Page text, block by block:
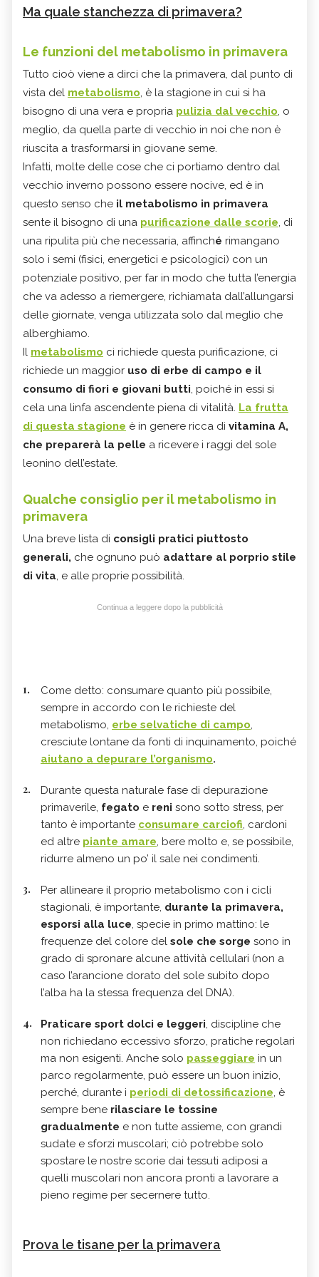
Ma quale stanchezza di primavera?
Le funzioni del metabolismo in primavera
Tutto cioò viene a dirci che la primavera, dal punto di
vista del metabolismo, è la stagione in cui si ha
bisogno di una vera e propria pulizia dal vecchio, o
meglio, da quella parte di vecchio in noi che non è
riuscita a trasformarsi in giovane seme.
Infatti, molte delle cose che ci portiamo dentro dal
vecchio inverno possono essere nocive, ed è in
questo senso che il metabolismo in primavera
sente il bisogno di una purificazione dalle scorie, di
una ripulita più che necessaria, affinché rimangano
solo i semi (fisici, energetici e psicologici) con un
potenziale positivo, per far in modo che tutta l’energia
che va adesso a riemergere, richiamata dall’allungarsi
delle giornate, venga utilizzata solo dal meglio che
alberghiamo.
Il metabolismo ci richiede questa purificazione, ci
richiede un maggior uso di erbe di campo e il
consumo di fiori e giovani butti, poiché in essi si
cela una linfa ascendente piena di vitalità. La frutta
di questa stagione è in genere ricca di vitamina A,
che preparerà la pelle a ricevere i raggi del sole
leonino dell’estate.
Qualche consiglio per il metabolismo in
primavera
Una breve lista di consigli pratici piuttosto
generali, che ognuno può adattare al porprio stile
di vita, e alle proprie possibilità.
Continua a leggere dopo la pubblicità
Come detto: consumare quanto più possibile,
sempre in accordo con le richieste del
metabolismo, erbe selvatiche di campo,
cresciute lontane da fonti di inquinamento, poiché
aiutano a depurare l’organismo.
Durante questa naturale fase di depurazione
primaverile, fegato e reni sono sotto stress, per
tanto è importante consumare carciofi, cardoni
ed altre piante amare, bere molto e, se possibile,
ridurre almeno un po’ il sale nei condimenti.
Per allineare il proprio metabolismo con i cicli
stagionali, è importante, durante la primavera,
esporsi alla luce, specie in primo mattino: le
frequenze del colore del sole che sorge sono in
grado di spronare alcune attività cellulari (non a
caso l’arancione dorato del sole subito dopo
l’alba ha la stessa frequenza del DNA).
Praticare sport dolci e leggeri, discipline che
non richiedano eccessivo sforzo, pratiche regolari
ma non esigenti. Anche solo passeggiare in un
parco regolarmente, può essere un buon inizio,
perché, durante i periodi di detossificazione, è
sempre bene rilasciare le tossine
gradualmente e non tutte assieme, con grandi
sudate e sforzi muscolari; ciò potrebbe solo
spostare le nostre scorie dai tessuti adiposi a
quelli muscolari non ancora pronti a lavorare a
pieno regime per secernere tutto.
Prova le tisane per la primavera